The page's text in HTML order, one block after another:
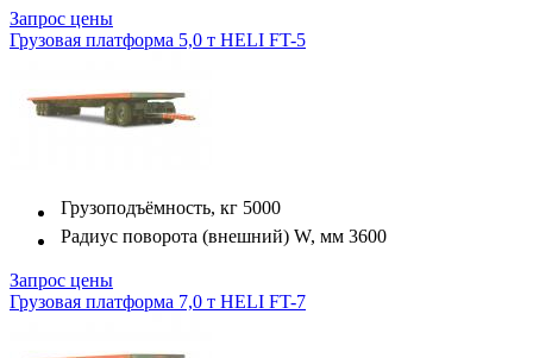
Запрос цены
Грузовая платформа 5,0 т HELI FT-5
Грузоподъёмность, кг 5000
Радиус поворота (внешний) W, мм 3600
Запрос цены
Грузовая платформа 7,0 т HELI FT-7